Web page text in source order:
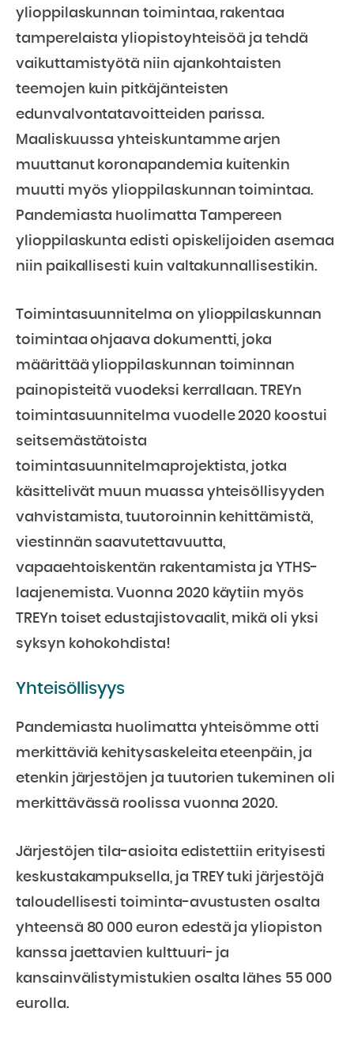
ylioppilaskunnan toimintaa, rakentaa
tamperelaista yliopistoyhteisöä ja tehdä
vaikuttamistyötä niin ajankohtaisten
teemojen kuin pitkäjänteisten
edunvalvontatavoitteiden parissa.
Maaliskuussa yhteiskuntamme arjen
muuttanut koronapandemia kuitenkin
muutti myös ylioppilaskunnan toimintaa.
Pandemiasta huolimatta Tampereen
ylioppilaskunta edisti opiskelijoiden asemaa
niin paikallisesti kuin valtakunnallisestikin.
Toimintasuunnitelma on ylioppilaskunnan
toimintaa ohjaava dokumentti, joka
määrittää ylioppilaskunnan toiminnan
painopisteitä vuodeksi kerrallaan. TREYn
toimintasuunnitelma vuodelle 2020 koostui
seitsemästätoista
toimintasuunnitelmaprojektista, jotka
käsittelivät muun muassa yhteisöllisyyden
vahvistamista, tuutoroinnin kehittämistä,
viestinnän saavutettavuutta,
vapaaehtoiskentän rakentamista ja YTHS-
laajenemista. Vuonna 2020 käytiin myös
TREYn toiset edustajistovaalit, mikä oli yksi
syksyn kohokohdista!
Yhteisöllisyys
Pandemiasta huolimatta yhteisömme otti
merkittäviä kehitysaskeleita eteenpäin, ja
etenkin järjestöjen ja tuutorien tukeminen oli
merkittävässä roolissa vuonna 2020.
Järjestöjen tila-asioita edistettiin erityisesti
keskustakampuksella, ja TREY tuki järjestöjä
taloudellisesti toiminta-avustusten osalta
yhteensä 80 000 euron edestä ja yliopiston
kanssa jaettavien kulttuuri- ja
kansainvälistymistukien osalta lähes 55 000
eurolla.